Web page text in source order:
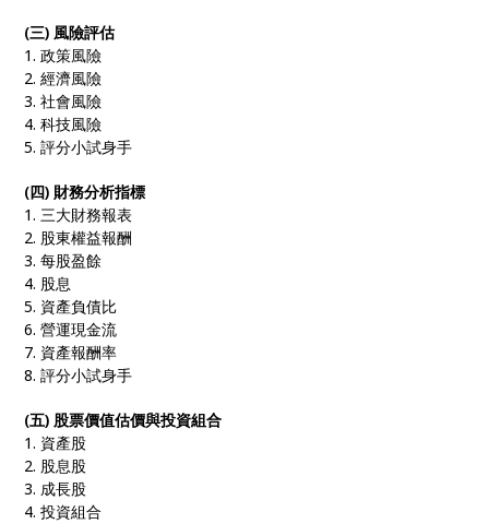
(三) 風險評估
1. 政策風險
2. 經濟風險
3. 社會風險
4. 科技風險
5. 評分小試身手
(四) 財務分析指標
1. 三大財務報表
2. 股東權益報酬
3. 每股盈餘
4. 股息
5. 資產負債比
6. 營運現金流
7. 資產報酬率
8. 評分小試身手
(五) 股票價值估價與投資組合
1. 資產股
2. 股息股
3. 成長股
4. 投資組合